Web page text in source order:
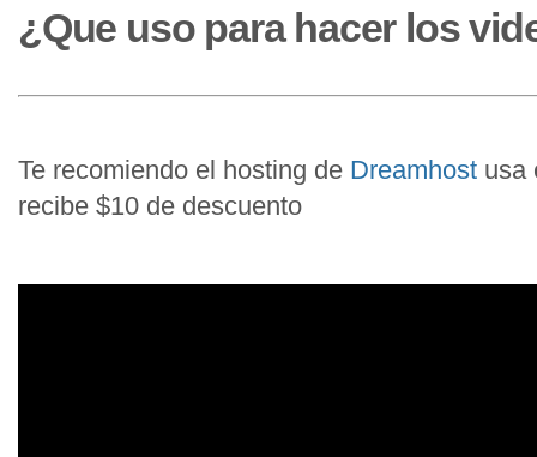
¿Que uso para hacer los
Te recomiendo el hosting de Dreamhost usa
recibe $10 de descuento